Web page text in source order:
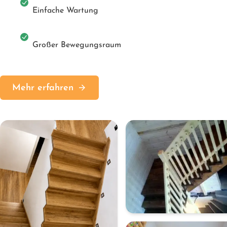
Einfache Wartung
Großer Bewegungsraum
Mehr erfahren